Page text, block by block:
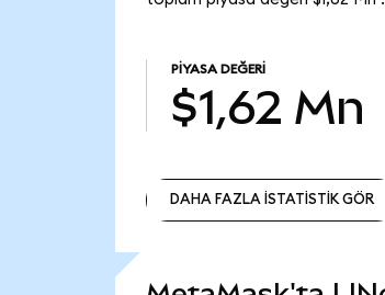
PIYASA DEĞERI
$1,62 Mn
DAHA FAZLA İSTATİSTİK GÖR